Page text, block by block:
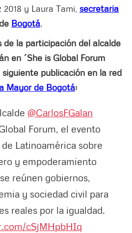
y Laura Tami, secretaria
Bogotá.
de la participación del alcalde
en ´She is Global Forum
siguiente publicación en la red
Mayor de Bogotá:
@CarlosFGalan
Forum, el evento
Latinoamérica sobre
y empoderamiento
reúnen gobiernos,
y sociedad civil para
reales por la igualdad.
cSjMHpbHIq